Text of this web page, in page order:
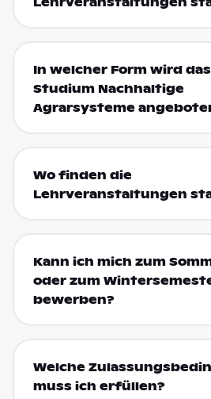
In welcher Form wird das
Studium Nachhaltige
Agrarsysteme
Wo finden die
Lehrveranstaltungen
Kann ich mich zum
oder zum
bewerben?
Welche
muss ich erfüllen?